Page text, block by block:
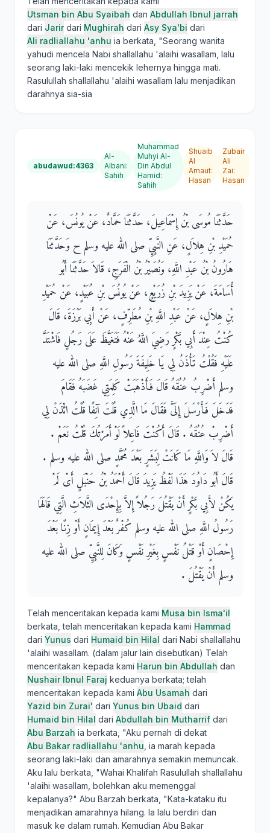
Utsman bin Abu Syaibah dan Abdullah Ibnul jarrah
dari Jarirdari Mughirah dari Asy Sya'bi dari
Ali radliallahu 'anhu ia berkata, "Seorang wanita
yahudi mencela Nabi shallallahu 'alaihi wasallam, lalu
seorang laki-laki mencekik lehernya hingga mati.
Rasulullah shallallahu 'alaihi wasallam lalu menjadikan
darahnya sia-sia
abudawud:4363
Al-
Albani:
Sahih
Muhammad
Muhyi Al-
Din Abdul
Hamid:
Sahih
Shuaib
Al
Arnaut:
Hasan
Zubair
Ali
Zai:
Hasan
حَدَّثَنَا مُوسَى بْنُ إِسْمَاعِيلَ، حَدَّثَنَا حَمَّادٌ، عَنْ يُونُسَ، عَنْ
حُمَيْدِ بْنِ هِلاَلٍ، عَنِ النَّبِيِّ صلى الله عليه وسلم ح وَحَدَّثَنَا
هَارُونُ بْنُ عَبْدِ اللَّهِ، وَنُصَيْرُ بْنُ الْفَرَجِ، قَالاَ حَدَّثَنَا أَبُو
أُسَامَةَ، عَنْ يَزِيدَ بْنِ زُرَيْعٍ، عَنْ يُونُسَ بْنِ عُبَيْدٍ، عَنْ حُمَيْدِ
بْنِ هِلاَلٍ، عَنْ عَبْدِ اللَّهِ بْنِ مُطَرِّفٍ، عَنْ أَبِي بَرْزَةَ، قَالَ
كُنْتُ عِنْدَ أَبِي بَكْرٍ رَضِيَ اللَّهُ عَنْهُ فَتَغَيَّظَ عَلَى رَجُلٍ فَاشْتَدَّ
عَلَيْهِ فَقُلْتُ تَأْذَنُ لِي يَا خَلِيفَةَ رَسُولِ اللَّهِ صلى الله عليه
وسلم أَضْرِبُ عُنُقَهُ قَالَ فَأَذْهَبَتْ كَلِمَتِي غَضَبَهُ فَقَامَ
فَدَخَلَ فَأَرْسَلَ إِلَىَّ فَقَالَ مَا الَّذِي قُلْتَ آنِفًا قُلْتُ ائْذَنْ لِي
أَضْرِبْ عُنُقَهُ ‏.‏ قَالَ أَكُنْتَ فَاعِلاً لَوْ أَمَرْتُكَ قُلْتُ نَعَمْ ‏.‏
قَالَ لاَ وَاللَّهِ مَا كَانَتْ لِبَشَرٍ بَعْدَ مُحَمَّدٍ صلى الله عليه وسلم ‏.‏
قَالَ أَبُو دَاوُدَ هَذَا لَفْظُ يَزِيدَ قَالَ أَحْمَدُ بْنُ حَنْبَلٍ أَىْ لَمْ
يَكُنْ لأَبِي بَكْرٍ أَنْ يَقْتُلَ رَجُلاً إِلاَّ بِإِحْدَى الثَّلاَثِ الَّتِي قَالَهَا
رَسُولُ اللَّهِ صلى الله عليه وسلم كُفْرٌ بَعْدَ إِيمَانٍ أَوْ زِنًا بَعْدَ
إِحْصَانٍ أَوْ قَتْلُ نَفْسٍ بِغَيْرِ نَفْسٍ وَكَانَ لِلنَّبِيِّ صلى الله عليه
وسلم أَنْ يَقْتُلَ ‏.‏
Telah menceritakan kepada kami Musa bin Isma'il
berkata, telah menceritakan kepada kami Hammad
dari Yunus dari Humaid bin Hilal dari Nabi shallallahu
'alaihi wasallam. (dalam jalur lain disebutkan) Telah
menceritakan kepada kami Harun bin Abdullah dan
Nushair Ibnul Faraj keduanya berkata; telah
menceritakan kepada kami Abu Usamah dari
Yazid bin Zurai' dari Yunus bin Ubaid dari
Humaid bin Hilal dari Abdullah bin Mutharrif dari
Abu Barzah ia berkata, "Aku pernah di dekat
Abu Bakar radliallahu 'anhu , ia marah kepada
seorang laki-laki dan amarahnya semakin memuncak.
Aku lalu berkata, "Wahai Khalifah Rasulullah shallallahu
'alaihi wasallam, bolehkan aku memenggal
kepalanya?" Abu Barzah berkata, "Kata-kataku itu
menjadikan amarahnya hilang. Ia lalu berdiri dan
masuk ke dalam rumah. Kemudian Abu Bakar